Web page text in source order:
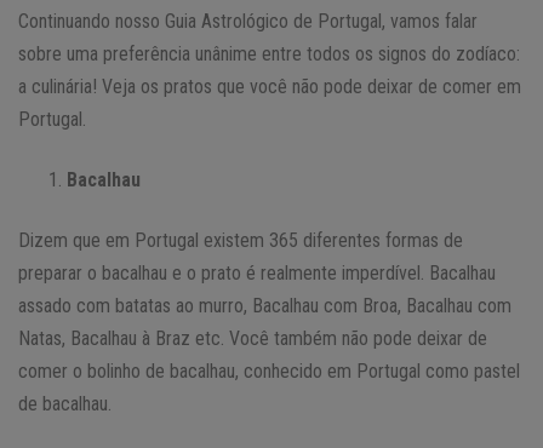
Continuando nosso Guia Astrológico de Portugal, vamos falar
sobre uma preferência unânime entre todos os signos do zodíaco:
a culinária! Veja os pratos que você não pode deixar de comer em
Portugal.
Bacalhau
Dizem que em Portugal existem 365 diferentes formas de
preparar o bacalhau e o prato é realmente imperdível. Bacalhau
assado com batatas ao murro, Bacalhau com Broa, Bacalhau com
Natas, Bacalhau à Braz etc. Você também não pode deixar de
comer o bolinho de bacalhau, conhecido em Portugal como pastel
de bacalhau.